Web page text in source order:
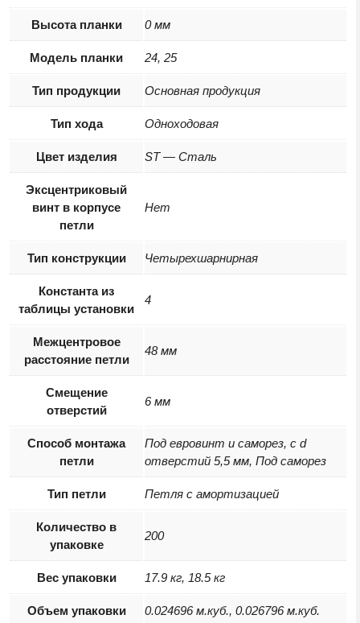
Высота планки 0 мм
Модель планки 24, 25
Тип продукции Основная продукция
Тип хода Одноходовая
Цвет изделия ST — Сталь
Эксцентриковый
винт в корпусе
петли
Нет
Тип конструкции Четырехшарнирная
Константа из
таблицы установки
4
Межцентровое
расстояние петли
48 мм
Смещение
отверстий
6 мм
Способ монтажа
петли
Под евровинт и саморез, с d
отверстий 5,5 мм, Под саморез
Тип петли Петля с амортизацией
Количество в
упаковке
200
Вес упаковки 17.9 кг, 18.5 кг
Объем упаковки 0.024696 м.куб., 0.026796 м.куб.